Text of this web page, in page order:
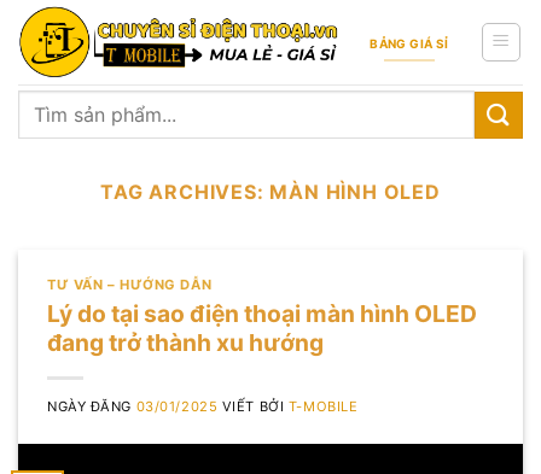
Skip
content
BẢNG GIÁ SỈ
Tìm
TAG ARCHIVES: MÀN HÌNH OLED
TƯ VẤN – HƯỚNG DẪN
Lý do tại sao điện thoại màn hình OLED
đang trở thành xu hướng
NGÀY ĐĂNG 03/01/2025 VIẾT BỞI T-MOBILE